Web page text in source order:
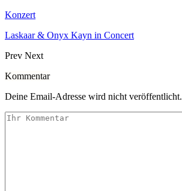
Konzert
Laskaar & Onyx Kayn in Concert
Prev Next
Kommentar
Deine Email-Adresse wird nicht veröffentlicht.